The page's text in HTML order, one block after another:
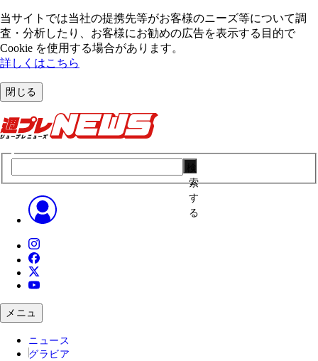
当サイトでは当社の提携先等がお客様のニーズ等について調
査・分析したり、お客様にお勧めの広告を表⽰する⽬的で
Cookie を使⽤する場合があります。
詳しくはこちら
閉じる
索
す
る
メニュ
ニュース
グラビア